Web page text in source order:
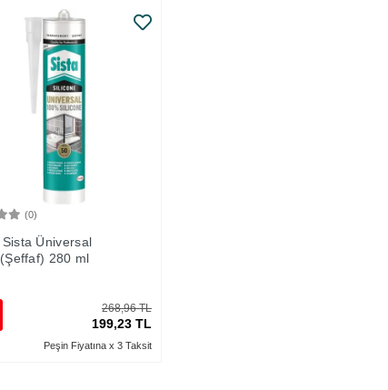
(0)
Sista Üniversal
280 ml
268,96 TL
199,23 TL
Peşin Fiyatına x 3 Taksit